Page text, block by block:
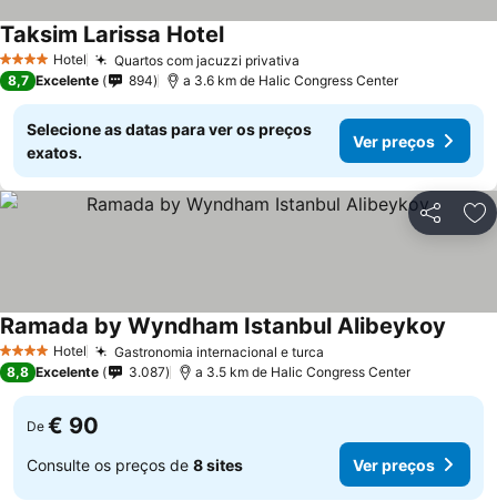
4 EstrelasHotel Quartos com jacuzzi privativa
Taksim Larissa HotelVer preços
8,7 Excelente 894 a 3.6 km de Halic Congress Center
Selecione as datas para ver os preços
exatos.
Ver preços
Partilhar
4 EstrelasHotel Gastronomia internacional e turca
Ramada by Wyndham Istanbul Alibeykoy
8,8 Excelente 3.087 a 3.5 km de Halic Congress Center
De € 90
Consulte os preços de 8 sites Ver preços